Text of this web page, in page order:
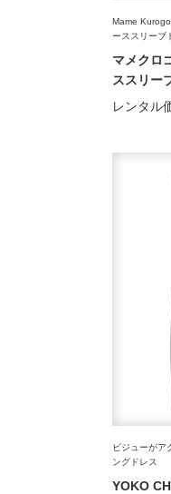
Mame
ーススリーブ
マメクロ
ススリー
レンタル
ビジューがア
ングドレス
YOKO